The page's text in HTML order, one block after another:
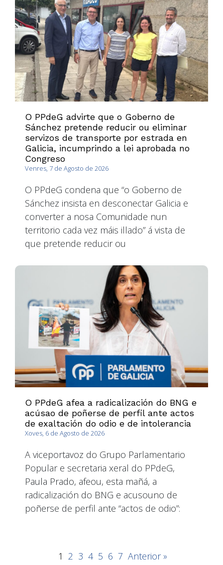
O PPdeG advirte que o Goberno de
Sánchez pretende reducir ou eliminar
servizos de transporte por estrada en
Galicia, incumprindo a lei aprobada no
Congreso
Venres, 7 de Agosto de 2026
O PPdeG condena que “o Goberno de
Sánchez insista en desconectar Galicia e
converter a nosa Comunidade nun
territorio cada vez máis illado” á vista de
que pretende reducir ou
O PPdeG afea a radicalización do BNG e
acúsao de poñerse de perfil ante actos
de exaltación do odio e de intolerancia
Xoves, 6 de Agosto de 2026
A viceportavoz do Grupo Parlamentario
Popular e secretaria xeral do PPdeG,
Paula Prado, afeou, esta mañá, a
radicalización do BNG e acusouno de
poñerse de perfil ante “actos de odio”:
1 2 3 4 5 6 7 Anterior »